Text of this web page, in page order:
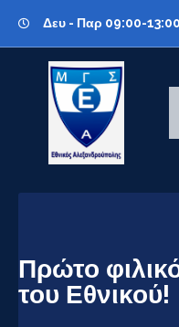
Δευ - Παρ 09:00-13:00
Πρώτο
του Εθνικού!